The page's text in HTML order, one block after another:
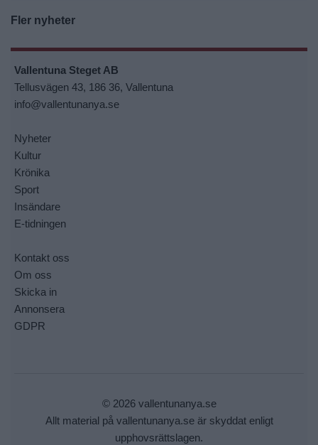
Fler nyheter
Vallentuna Steget AB
Tellusvägen 43, 186 36, Vallentuna
info@vallentunanya.se
Nyheter
Kultur
Krönika
Sport
Insändare
E-tidningen
Kontakt oss
Om oss
Skicka in
Annonsera
GDPR
© 2026 vallentunanya.se
Allt material på vallentunanya.se är skyddat enligt
upphovsrättslagen.